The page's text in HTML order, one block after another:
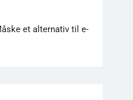
et alternativ til e-